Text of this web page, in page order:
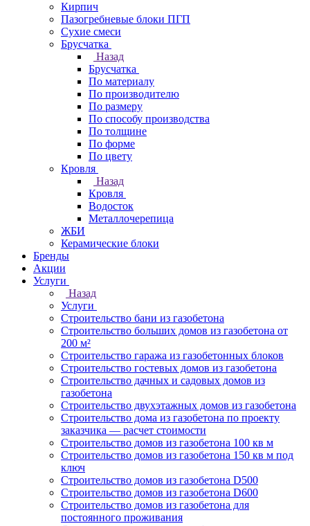
Кирпич
Пазогребневые блоки ПГП
Сухие смеси
Брусчатка
Назад
Брусчатка
По материалу
По производителю
По размеру
По способу производства
По толщине
По форме
По цвету
Кровля
Назад
Кровля
Водосток
Металлочерепица
ЖБИ
Керамические блоки
Бренды
Акции
Услуги
Назад
Услуги
Строительство бани из газобетона
Строительство больших домов из газобетона от
200 м²
Строительство гаража из газобетонных блоков
Строительство гостевых домов из газобетона
Строительство дачных и садовых домов из
газобетона
Строительство двухэтажных домов из газобетона
Строительство дома из газобетона по проекту
заказчика — расчет стоимости
Строительство домов из газобетона 100 кв м
Строительство домов из газобетона 150 кв м под
ключ
Строительство домов из газобетона D500
Строительство домов из газобетона D600
Строительство домов из газобетона для
постоянного проживания